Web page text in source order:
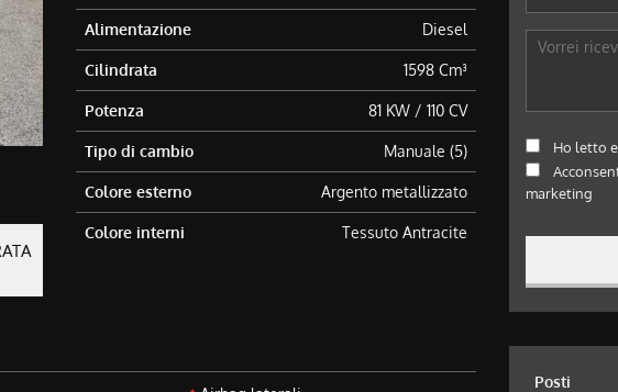
Alimentazione Diesel
Cilindrata 1598 Cm³
Potenza 81 KW / 110 CV
Tipo di cambio Manuale (5)
Colore esterno Argento metallizzato
Colore interni Tessuto Antracite
Ho letto
marketing
Posti